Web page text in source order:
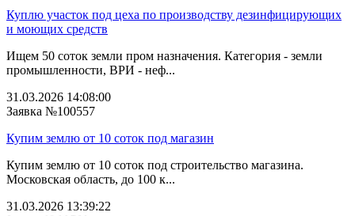
Куплю участок под цеха по производству дезинфицирующих
и моющих средств
Ищем 50 соток земли пром назначения. Категория - земли
промышленности, ВРИ - неф...
31.03.2026 14:08:00
Заявка №100557
Купим землю от 10 соток под магазин
Купим землю от 10 соток под строительство магазина.
Московская область, до 100 к...
31.03.2026 13:39:22